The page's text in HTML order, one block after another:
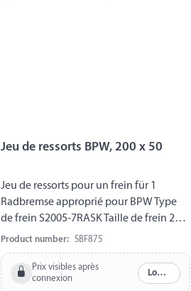
Jeu de ressorts BPW, 200 x 50
Jeu de ressorts pour un frein für 1
Radbremse approprié pour BPW Type
de frein S2005-7RASK Taille de frein 200
x 50 2 x ressort de tension 03.352.00.04.0
(4017029) 1 x ressort de traction
03.397.21.16.0 (4017090) 1 x ressort de
traction 03.397.10.02.0 (4017082) 1 x
Product number: SBF875
Prix visibles après
connexion
Log in